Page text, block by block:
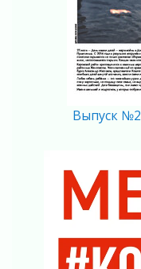
Изменение
30 июля 2026
Объявлена
29 июля 2026
Пик топливного
29 июля 2026
29 июля 2026
Легкоатлеты
пятерку
Сотрудница
Выпуск